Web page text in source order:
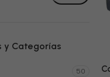
y Categorías
50